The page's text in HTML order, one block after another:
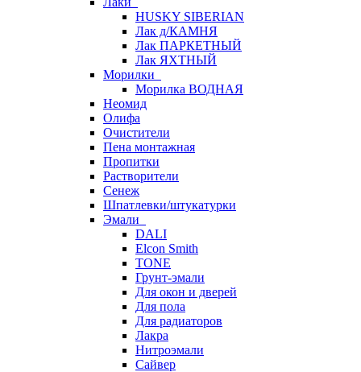
HUSKY SIBERIAN
Лак д/КАМНЯ
Лак ПАРКЕТНЫЙ
Лак ЯХТНЫЙ
Морилки
Морилка ВОДНАЯ
Неомид
Олифа
Очистители
Пена монтажная
Пропитки
Растворители
Сенеж
Шпатлевки/штукатурки
Эмали
DALI
Elcon Smith
TONE
Грунт-эмали
Для окон и дверей
Для пола
Для радиаторов
Лакра
Нитроэмали
Сайвер